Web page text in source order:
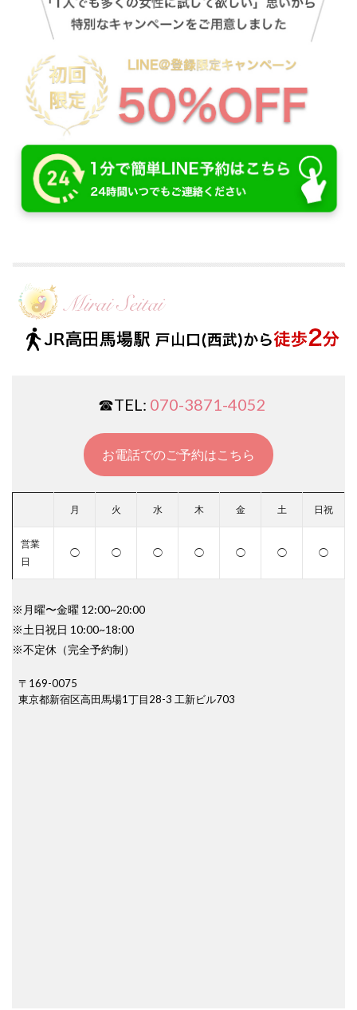
☎︎TEL: 070-3871-4052
お電話でのご予約はこちら
月 火 水 木 金 土 日祝
営業
日
◯ ◯ ◯ ◯ ◯ ◯ ◯
※月曜〜金曜 12:00~20:00
※土日祝日 10:00~18:00
※不定休（完全予約制）
〒169-0075
東京都新宿区高田馬場1丁目28-3 工新ビル703